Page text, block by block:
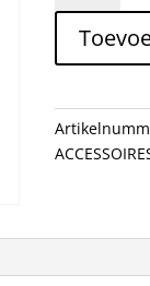
DT
RR440
ALM
ZW
20/14
21.0MM